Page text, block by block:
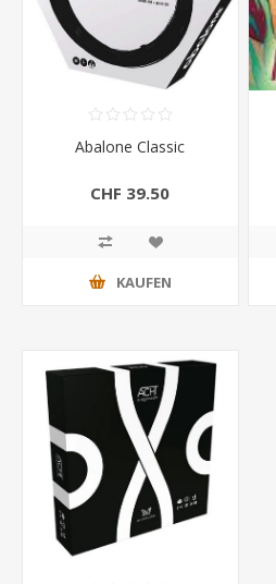
Abalone Classic
CHF 39.50
KAUFEN